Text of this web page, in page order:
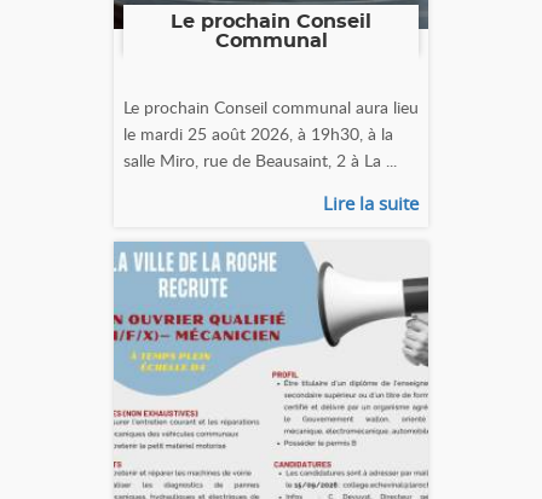
Le prochain Conseil
Communal
Le prochain Conseil communal aura lieu
le mardi 25 août 2026, à 19h30, à la
salle Miro, rue de Beausaint, 2 à La ...
Lire la suite